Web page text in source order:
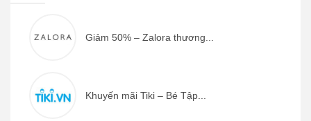
Giảm 50% – Zalora thương...
Khuyến mãi Tiki – Bé Tập...